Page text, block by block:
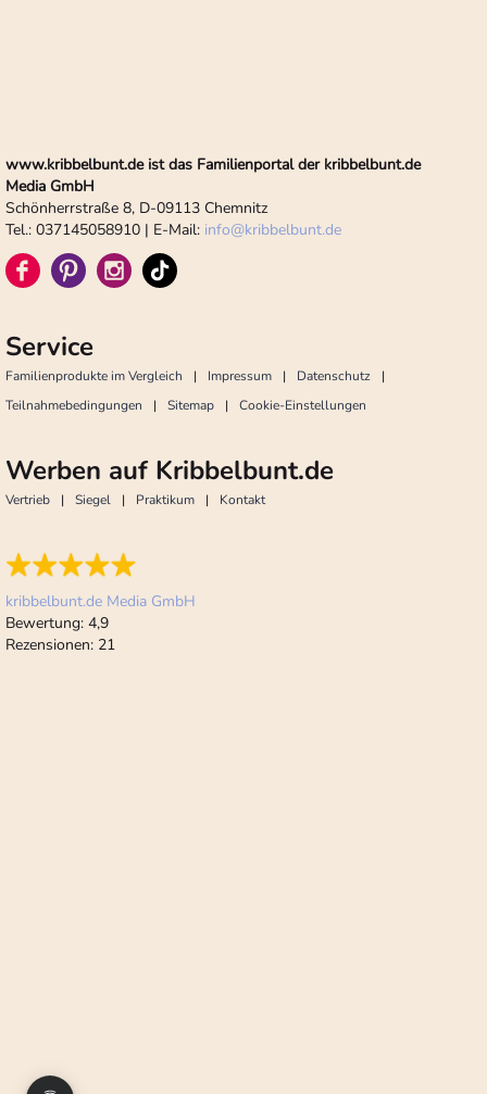
www.kribbelbunt.de ist das Familienportal der kribbelbunt.de
Media GmbH
Schönherrstraße 8, D-09113 Chemnitz
Tel.: 037145058910 | E-Mail: info@kribbelbunt.de
Service
Familienprodukte im Vergleich Impressum
Datenschutz
Teilnahmebedingungen
Sitemap Cookie-Einstellungen
Werben auf Kribbelbunt.de
Vertrieb Siegel Praktikum Kontakt
kribbelbunt.de Media GmbH
Bewertung: 4,9
Rezensionen: 21